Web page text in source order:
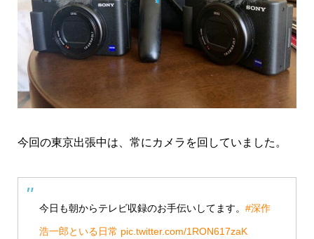
今回の東京出張中は、常にカメラを回していました。
今日も朝からテレビ収録のお手伝いしてます。 #深作
浩一郎といる日常 pic.twitter.com/1RON617zaK